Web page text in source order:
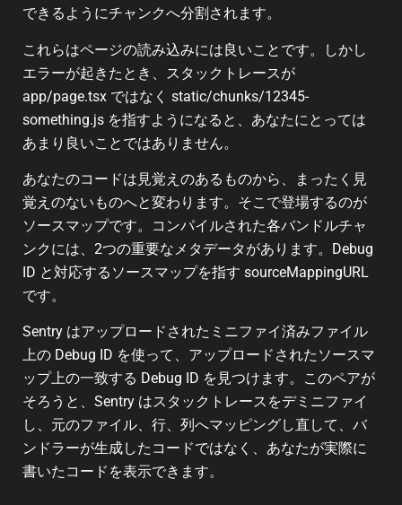
できるようにチャンクへ分割されます。
これらはページの読み込みには良いことです。しかし
エラーが起きたとき、スタックトレースが
app/page.tsx ではなく static/chunks/12345-
something.js を指すようになると、あなたにとっては
あまり良いことではありません。
あなたのコードは見覚えのあるものから、まったく見
覚えのないものへと変わります。そこで登場するのが
ソースマップです。コンパイルされた各バンドルチャ
ンクには、2つの重要なメタデータがあります。Debug
ID と対応するソースマップを指す sourceMappingURL
です。
Sentry はアップロードされたミニファイ済みファイル
上の Debug ID を使って、アップロードされたソースマ
ップ上の一致する Debug ID を見つけます。このペアが
そろうと、Sentry はスタックトレースをデミニファイ
し、元のファイル、行、列へマッピングし直して、バ
ンドラーが生成したコードではなく、あなたが実際に
書いたコードを表示できます。